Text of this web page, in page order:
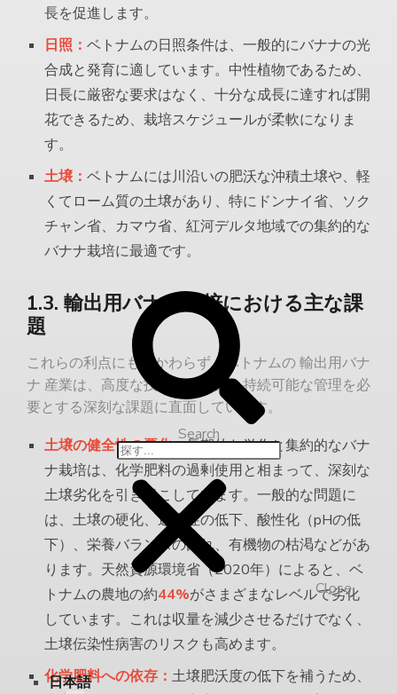
Search
Close
日本語
長を促進します。
日照： ベトナムの日照条件は、一般的にバナナの光
合成と発育に適しています。中性植物であるため、
日長に厳密な要求はなく、十分な成長に達すれば開
花できるため、栽培スケジュールが柔軟になりま
す。
土壌： ベトナムには川沿いの肥沃な沖積土壌や、軽
くてローム質の土壌があり、特にドンナイ省、ソク
チャン省、カマウ省、紅河デルタ地域での集約的な
バナナ栽培に最適です。
1.3. 輸出用バナナ栽培における主な課
題
これらの利点にもかかわらず、ベトナムの輸出用バナ
ナ 産業は、高度な技術的解決策と持続可能な管理を必
要とする深刻な課題に直面しています。
土壌の健全性の悪化：長期的な単作と集約的なバナ
ナ栽培は、化学肥料の過剰使用と相まって、深刻な
土壌劣化を引き起こしています。一般的な問題に
は、土壌の硬化、透水性の低下、酸性化（pHの低
下）、栄養バランスの乱れ、有機物の枯渇などがあ
ります。天然資源環境省（2020年）によると、ベ
トナムの農地の約44%がさまざまなレベルで劣化
しています。これは収量を減少させるだけでなく、
土壌伝染性病害のリスクも高めます。
化学肥料への依存： 土壌肥沃度の低下を補うため、